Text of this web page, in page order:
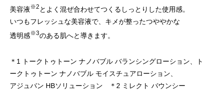
美容液※2 とよく混ぜ合わせてつくるしっとりした使用感。
いつもフレッシュな美容液で、キメが整ったつややかな
透明感※3のある肌へと導きます。
＊1 トークトゥトーン ナノバブル バランシングローション、ト
ークトゥトーン ナノバブル モイスチュアローション、
アジュバン HBソリューション ＊2 ミレクト バウンシー